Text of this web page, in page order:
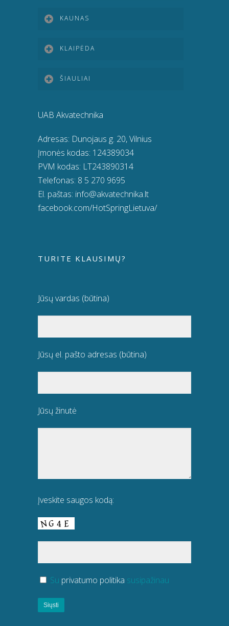
KAUNAS
KLAIPĖDA
ŠIAULIAI
UAB Akvatechnika
Adresas: Dunojaus g. 20, Vilnius
Įmonės kodas: 124389034
PVM kodas: LT243890314
Telefonas: 8 5 270 9695
El. paštas: info@akvatechnika.lt
facebook.com/HotSpringLietuva/
TURITE KLAUSIMŲ?
Jūsų vardas (būtina)
Jūsų el. pašto adresas (būtina)
Jūsų žinutė
Įveskite saugos kodą:
Su privatumo politika susipažinau